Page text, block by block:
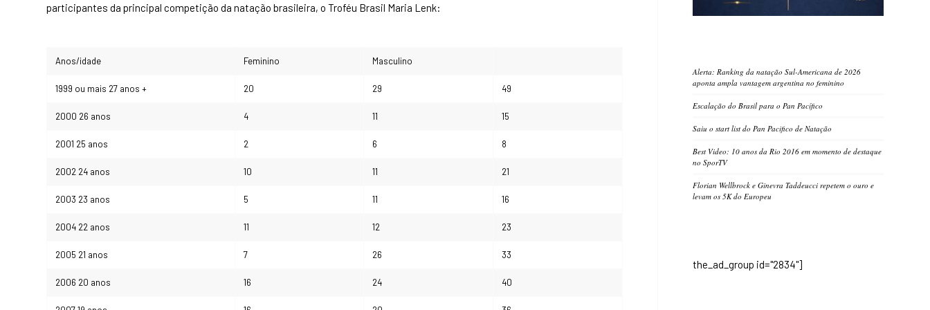
participantes da principal competição da natação brasileira, o Troféu Brasil Maria Lenk:
Anos/idade Feminino Masculino
1999 ou mais 27 anos + 20 29 49
2000 26 anos 4 11 15
2001 25 anos 2 6 8
2002 24 anos 10 11 21
2003 23 anos 5 11 16
2004 22 anos 11 12 23
2005 21 anos 7 26 33
2006 20 anos 16 24 40
Alerta: Ranking da natação Sul-Americana de 2026
aponta ampla vantagem argentina no feminino
Escalação do Brasil para o Pan Pacífico
Saiu o start list do Pan Pacifico de Natação
Best Video: 10 anos da Rio 2016 em momento de destaque
no SporTV
Florian Wellbrock e Ginevra Taddeucci repetem o ouro e
levam os 5K do Europeu
the_ad_group id="2834"]